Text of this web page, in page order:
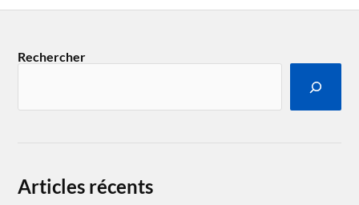
Rechercher
Articles récents